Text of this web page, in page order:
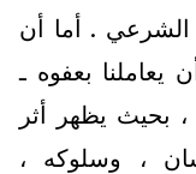
الشرعي . أما أن
يعاملنا بعفوه ـ
، بحيث يظهر أثر
، وسلوكه ،